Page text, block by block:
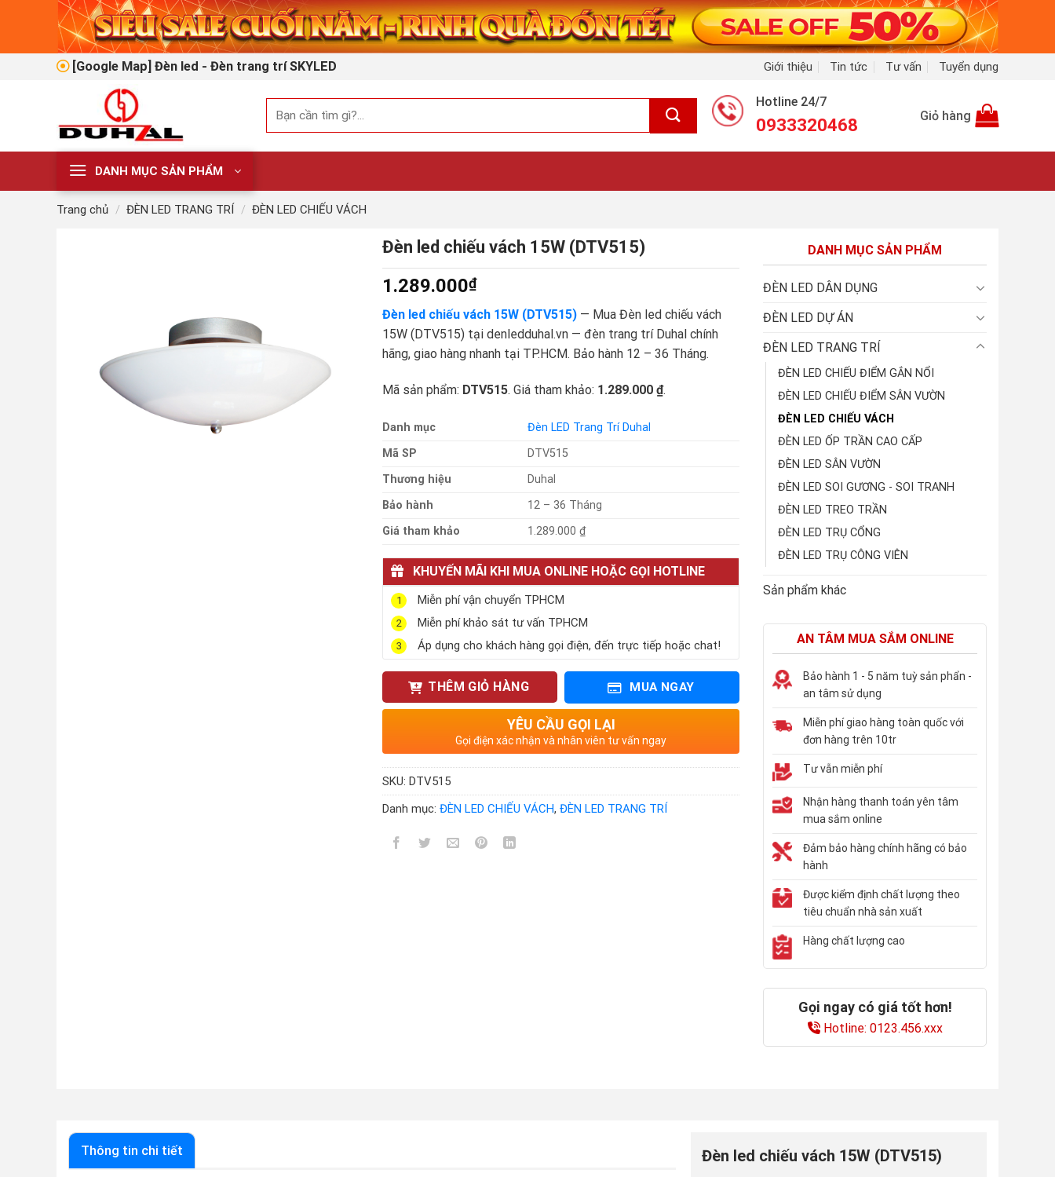
[Google Map] Đèn led - Đèn trang trí SKYLED
Giới thiệu Tin tức Tư vấn Tuyển dụng
kiếm:
Hotline 24/7
0933320468 Giỏ hàng
DANH MỤC SẢN PHẨM
Trang chủ / ĐÈN LED TRANG TRÍ / ĐÈN LED CHIẾU VÁCH
Đèn led chiếu vách 15W (DTV515)
1.289.000₫
Đèn led chiếu vách 15W (DTV515) — Mua Đèn led chiếu vách
15W (DTV515) tại denledduhal.vn — đèn trang trí Duhal chính
hãng, giao hàng nhanh tại TP.HCM. Bảo hành 12 – 36 Tháng.
Mã sản phẩm: DTV515. Giá tham khảo: 1.289.000 ₫.
Danh mục
Đèn LED Trang Trí Duhal
Mã SP
DTV515
Thương hiệu
Duhal
Bảo hành
12 – 36 Tháng
Giá tham khảo
1.289.000 ₫
KHUYẾN MÃI KHI MUA ONLINE HOẶC GỌI HOTLINE
1 Miễn phí vận chuyển TPHCM
2 Miễn phí khảo sát tư vấn TPHCM
3 Áp dụng cho khách hàng gọi điện, đến trực tiếp hoặc chat!
THÊM GIỎ HÀNG MUA NGAY
YÊU CẦU GỌI LẠI
Gọi điện xác nhận và nhân viên tư vấn ngay
SKU: DTV515
Danh mục: ĐÈN LED CHIẾU VÁCH, ĐÈN LED TRANG TRÍ
DANH MỤC SẢN PHẨM
ĐÈN LED DÂN DỤNG
ĐÈN LED DỰ ÁN
ĐÈN LED TRANG TRÍ
ĐÈN LED CHIẾU ĐIỂM GẮN NỔI
ĐÈN LED CHIẾU ĐIỂM SÂN VƯỜN
ĐÈN LED CHIẾU VÁCH
ĐÈN LED ỐP TRẦN CAO CẤP
ĐÈN LED SÂN VƯỜN
ĐÈN LED SOI GƯƠNG - SOI TRANH
ĐÈN LED TREO TRẦN
ĐÈN LED TRỤ CỔNG
ĐÈN LED TRỤ CÔNG VIÊN
Sản phẩm khác
AN TÂM MUA SẮM ONLINE
Bảo hành 1 - 5 năm tuỳ sản phẩn -
an tâm sử dụng
Miễn phí giao hàng toàn quốc với
đơn hàng trên 10tr
Tư vẫn miễn phí
Nhận hàng thanh toán yên tâm
mua sắm online
Đảm bảo hàng chính hãng có bảo
hành
Được kiểm định chất lượng theo
tiêu chuẩn nhà sản xuất
Hàng chất lượng cao
Gọi ngay có giá tốt hơn!
Hotline: 0123.456.xxx
Thông tin chi tiết Đèn led chiếu vách 15W (DTV515)